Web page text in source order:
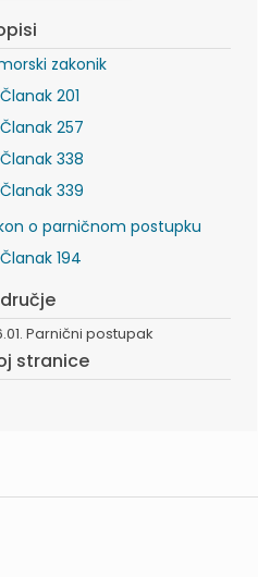
zakonik
Članak 201
Članak 257
Članak 338
Članak 339
o parničnom postupku
Članak 194
Parnični postupak
stranice